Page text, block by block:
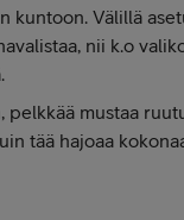
kuntoon. Välillä
nii k.o
pelkkää mustaa
tää hajoaa